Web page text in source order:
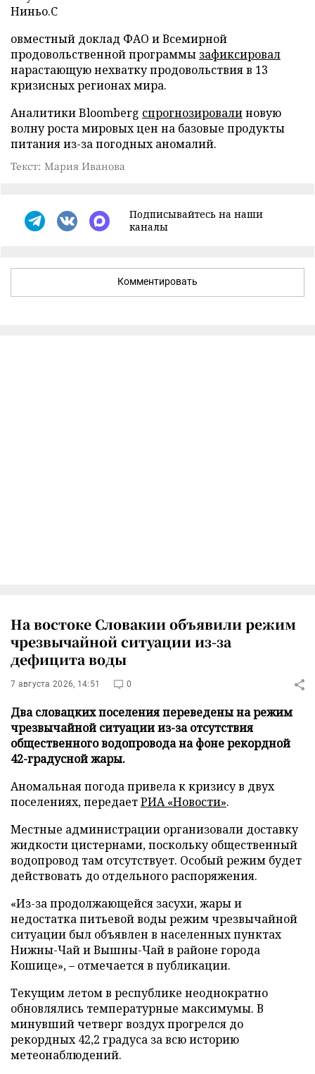
Ниньо.С
овместный доклад ФАО и Всемирной
продовольственной программы зафиксировал
нарастающую нехватку продовольствия в 13
кризисных регионах мира.
Аналитики Bloomberg спрогнозировалиновую
волну роста мировых цен на базовые продукты
питания из-за погодных аномалий.
Текст: Мария Иванова
Подписывайтесь на наши
каналы
Комментировать
На востоке Словакии объявили режим
чрезвычайной ситуации из-за
дефицита воды
7 августа 2026, 14:51 0
Два словацких поселения переведены на режим
чрезвычайной ситуации из-за отсутствия
общественного водопровода на фоне рекордной
42-градусной жары.
Аномальная погода привела к кризису в двух
поселениях, передаетРИА «Новости».
Местные администрации организовали доставку
жидкости цистернами, поскольку общественный
водопровод там отсутствует. Особый режим будет
действовать до отдельного распоряжения.
«Из-за продолжающейся засухи, жары и
недостатка питьевой воды режим чрезвычайной
ситуации был объявлен в населенных пунктах
Нижны-Чай и Вышны-Чай в районе города
Кошице», – отмечается в публикации.
Текущим летом в республике неоднократно
обновлялись температурные максимумы. В
минувший четверг воздух прогрелся до
рекордных 42,2 градуса за всю историю
метеонаблюдений.